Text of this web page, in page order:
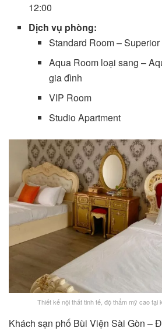
12:00
Dịch vụ phòng:
Standard Room –
Aqua Room loại sang –
gia đình
VIP Room
Studio Apartment
Thiết kế nội thất tinh tế, độ thẩm mỹ cao
Khách sạn phố Bùi Viện Sài Gòn –